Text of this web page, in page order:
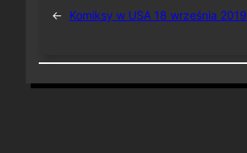
← Komiksy w USA 18 września 2019